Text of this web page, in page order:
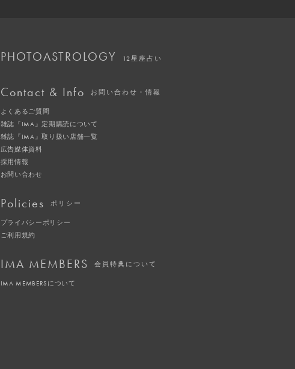
PHOTOASTROLOGY 12星座占い
Contact & Info お問い合わせ・情報
よくあるご質問
雑誌『IMA』定期購読について
雑誌『IMA』取り扱い店舗一覧
広告媒体資料
採用情報
お問い合わせ
Policies ポリシー
プライバシーポリシー
ご利用規約
IMA MEMBERS 会員特典について
IMA MEMBERSについて